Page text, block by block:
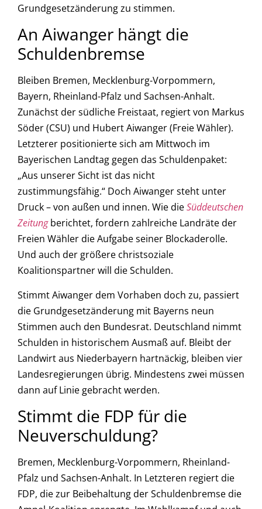
Grundgesetzänderung zu stimmen.
An Aiwanger hängt die
Schuldenbremse
Bleiben Bremen, Mecklenburg-Vorpommern,
Bayern, Rheinland-Pfalz und Sachsen-Anhalt.
Zunächst der südliche Freistaat, regiert von Markus
Söder (CSU) und Hubert Aiwanger (Freie Wähler).
Letzterer positionierte sich am Mittwoch im
Bayerischen Landtag gegen das Schuldenpaket:
„Aus unserer Sicht ist das nicht
zustimmungsfähig.“ Doch Aiwanger steht unter
Druck – von außen und innen. Wie dieSüddeutschen
Zeitungberichtet, fordern zahlreiche Landräte der
Freien Wähler die Aufgabe seiner Blockaderolle.
Und auch der größere christsoziale
Koalitionspartner will die Schulden.
Stimmt Aiwanger dem Vorhaben doch zu, passiert
die Grundgesetzänderung mit Bayerns neun
Stimmen auch den Bundesrat. Deutschland nimmt
Schulden in historischem Ausmaß auf. Bleibt der
Landwirt aus Niederbayern hartnäckig, bleiben vier
Landesregierungen übrig. Mindestens zwei müssen
dann auf Linie gebracht werden.
Stimmt die FDP für die
Neuverschuldung?
Bremen, Mecklenburg-Vorpommern, Rheinland-
Pfalz und Sachsen-Anhalt. In Letzteren regiert die
FDP, die zur Beibehaltung der Schuldenbremse die